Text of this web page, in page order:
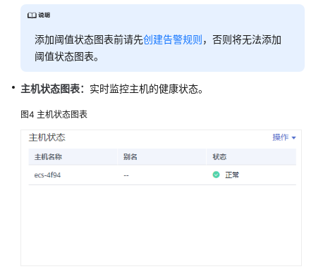
户
南
（2.0）
隆
坡
域）
API
参
添加阈值状态图表前请先创建告警规则，否则将无法添加
阈值状态图表。
主机状态图表： 实时监控主机的健康状态。
图4 主机状态图表